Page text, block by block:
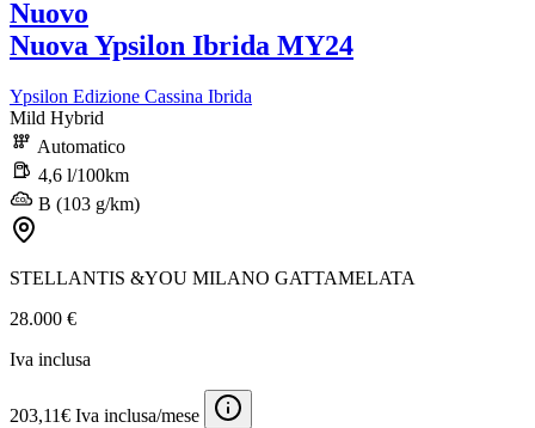
Nuovo
Nuova Ypsilon Ibrida MY24
Ypsilon Edizione Cassina Ibrida
Mild Hybrid
Automatico
4,6 l/100km
B (103 g/km)
STELLANTIS &YOU MILANO GATTAMELATA
28.000 €
Iva inclusa
203,11€ Iva inclusa/mese